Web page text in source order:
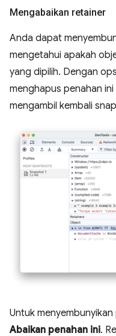
Mengabaikan retainer
Anda dapat
mengetahui apakah
yang dipilih. Dengan
menghapus penahan
mengambil kembali
Untuk
Abaikan penahan ini.